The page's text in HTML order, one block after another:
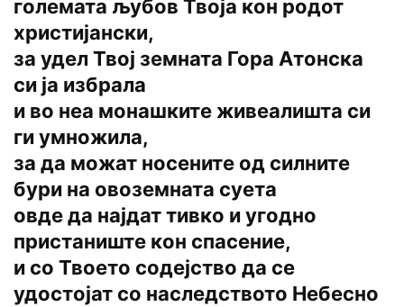
големата љубов Твоја кон родот
христијански,
за удел Твој земната Гора Атонска
си ја избрала
и во неа монашките живеалишта си
ги умножила,
за да можат носените од силните
бури на овоземната суета
овде да најдат тивко и угодно
пристаниште кон спасение,
и со Твоето содејство да се
удостојат со наследството Небесно